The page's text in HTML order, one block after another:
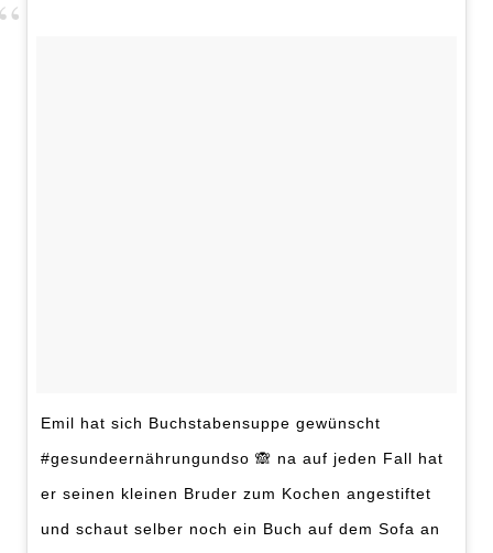
Emil hat sich Buchstabensuppe gewünscht
#gesundeernährungundso 🙈 na auf jeden Fall hat
er seinen kleinen Bruder zum Kochen angestiftet
und schaut selber noch ein Buch auf dem Sofa an